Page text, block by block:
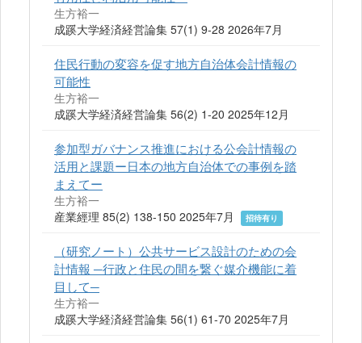
生方裕一
成蹊大学経済経営論集 57(1) 9-28 2026年7月
住民行動の変容を促す地方自治体会計情報の
可能性
生方裕一
成蹊大学経済経営論集 56(2) 1-20 2025年12月
参加型ガバナンス推進における公会計情報の
活用と課題ー日本の地方自治体での事例を踏
まえてー
生方裕一
産業經理 85(2) 138-150 2025年7月
招待有り
（研究ノート）公共サービス設計のための会
計情報 ─行政と住民の間を繋ぐ媒介機能に着
目して─
生方裕一
成蹊大学経済経営論集 56(1) 61-70 2025年7月